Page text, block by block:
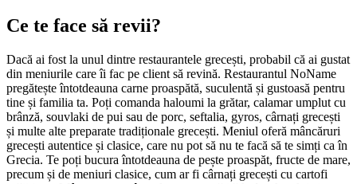
Ce te face să revii?
Dacă ai fost la unul dintre restaurantele grecești, probabil că ai gustat
din meniurile care îi fac pe client să revină. Restaurantul NoName
pregătește întotdeauna carne proaspătă, suculentă și gustoasă pentru
tine și familia ta. Poți comanda haloumi la grătar, calamar umplut cu
brânză, souvlaki de pui sau de porc, seftalia, gyros, cârnați grecești
și multe alte preparate tradiționale grecești. Meniul oferă mâncăruri
grecești autentice și clasice, care nu pot să nu te facă să te simți ca în
Grecia. Te poți bucura întotdeauna de pește proaspăt, fructe de mare,
precum și de meniuri clasice, cum ar fi cârnați grecești cu cartofi